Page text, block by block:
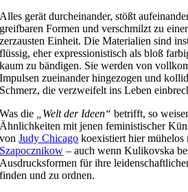
Alles gerät durcheinander, stößt
greifbaren Formen und verschmilzt zu
zerzausten Einheit. Die Materialien sind
flüssig, eher expressionistisch als bloß
kaum zu bändigen. Sie werden von
Impulsen zueinander hingezogen und
Schmerz, die verzweifelt ins Leben
Was die
„Welt der Ideen“ betrifft, so
Ähnlichkeiten mit jenen feministischer
vonJudy Chicago koexistiert hier mühelos
Szapocznikow – auch wenn Kulikovska
Ausdrucksformen für ihre
finden und zu ordnen.